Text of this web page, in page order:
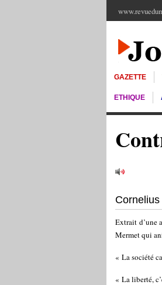
GAZETTE
ETHIQUE
Extrait d’une
Mermet qui
« La société
« La liberté,